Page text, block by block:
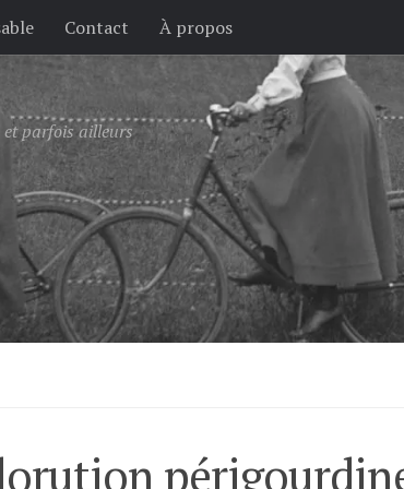
Contact À propos
parfois ailleurs